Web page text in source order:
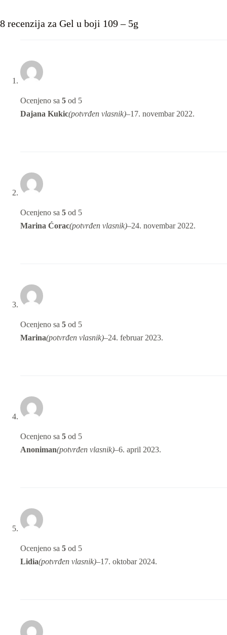
8 recenzija za Gel u boji 109 – 5g
Ocenjeno sa 5 od 5
Dajana Kukic(potvrđen vlasnik)–17. novembar 2022.
Ocenjeno sa 5 od 5
Marina Ćorac(potvrđen vlasnik)–24. novembar 2022.
Ocenjeno sa 5 od 5
Marina(potvrđen vlasnik)–24. februar 2023.
Ocenjeno sa 5 od 5
Anoniman(potvrđen vlasnik)–6. april 2023.
Ocenjeno sa 5 od 5
Lidia(potvrđen vlasnik)–17. oktobar 2024.